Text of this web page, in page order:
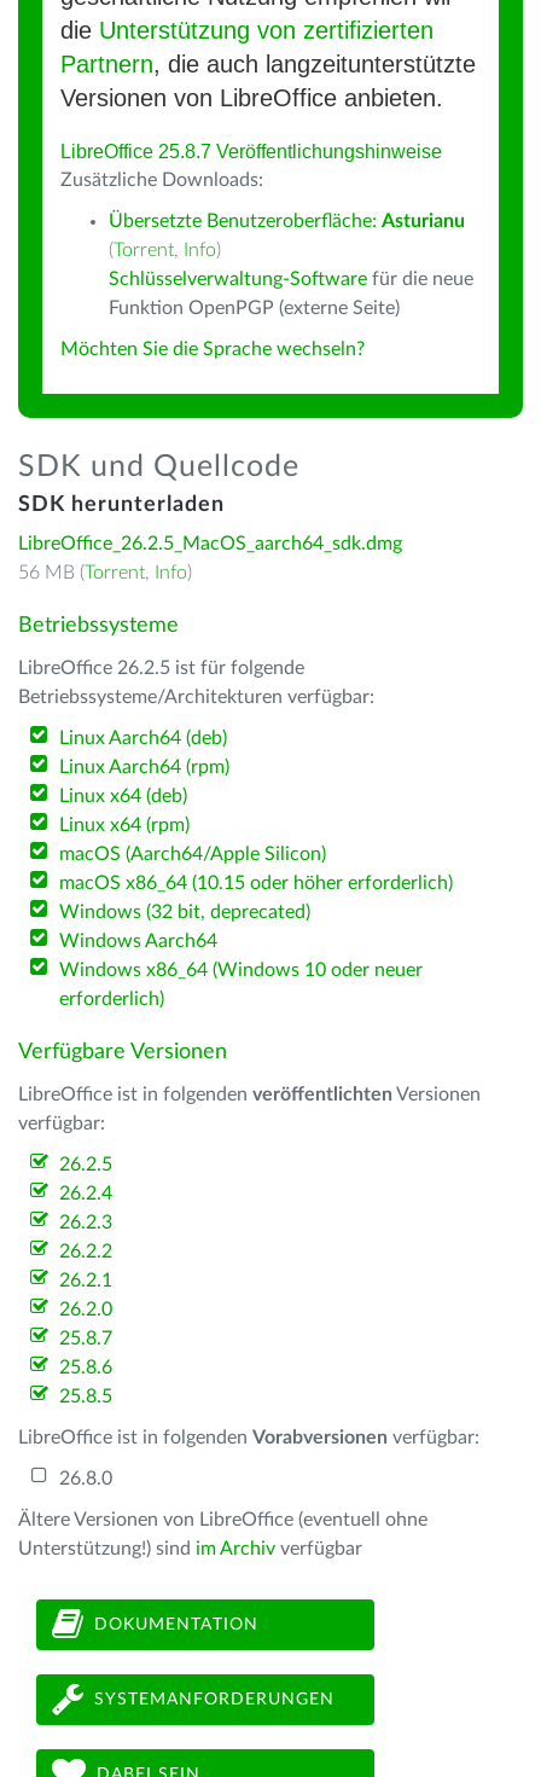
die Unterstützung von zertifizierten
Partnern, die auch langzeitunterstützte
Versionen von LibreOffice anbieten.
LibreOffice 25.8.7 Veröffentlichungshinweise
Zusätzliche Downloads:
Übersetzte Benutzeroberfläche: Asturianu
(Torrent, Info)
Schlüsselverwaltung-Software für die neue
Funktion OpenPGP (externe Seite)
Möchten Sie die Sprache wechseln?
SDK und Quellcode
SDK herunterladen
LibreOffice_26.2.5_MacOS_aarch64_sdk.dmg
56 MB (Torrent, Info)
Betriebssysteme
LibreOffice 26.2.5 ist für folgende
Betriebssysteme/Architekturen verfügbar:
Linux Aarch64 (deb)
Linux Aarch64 (rpm)
Linux x64 (deb)
Linux x64 (rpm)
macOS (Aarch64/Apple Silicon)
macOS x86_64 (10.15 oder höher erforderlich)
Windows (32 bit, deprecated)
Windows Aarch64
Windows x86_64 (Windows 10 oder neuer
erforderlich)
Verfügbare Versionen
LibreOffice ist in folgenden veröffentlichten Versionen
verfügbar:
26.2.5
26.2.4
26.2.3
26.2.2
26.2.1
26.2.0
25.8.7
25.8.6
25.8.5
LibreOffice ist in folgenden Vorabversionen verfügbar:
26.8.0
Ältere Versionen von LibreOffice (eventuell ohne
Unterstützung!) sind im Archiv verfügbar
DOKUMENTATION
SYSTEMANFORDERUNGEN